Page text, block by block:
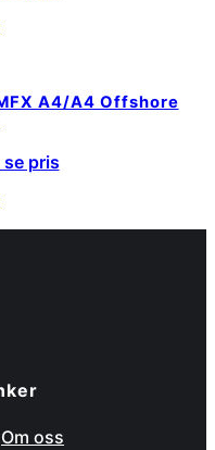
A4/A4 Offshore
pris
Om oss